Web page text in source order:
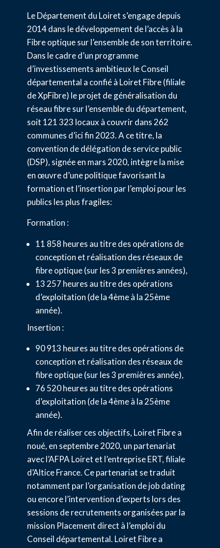
Le Département du Loiret s’engage depuis
2014 dans le développement de l’accès à la
Fibre optique sur l’ensemble de son territoire.
Dans le cadre d’un programme
d’investissements ambitieux le Conseil
départemental a confié à Loiret Fibre (filiale
de XpFibre) le projet de généralisation du
réseau fibre sur l’ensemble du département,
soit 121 323 locaux à couvrir dans 262
communes d’ici fin 2023. A ce titre, la
convention de délégation de service public
(DSP), signée en mars 2020, intègre la mise
en œuvre d’une politique favorisant la
formation et l’insertion par l’emploi pour les
publics les plus fragiles:
Formation :
11 858 heures au titre des opérations de
conception et réalisation des réseaux de
fibre optique (sur les 3 premières années),
13 257 heures au titre des opérations
d’exploitation (de la 4ème à la 25ème
année).
Insertion :
90 913 heures au titre des opérations de
conception et réalisation des réseaux de
fibre optique (sur les 3 premières année),
76 520 heures au titre des opérations
d’exploitation (de la 4ème à la 25ème
année).
Afin de réaliser ces objectifs, Loiret Fibre a
noué, en septembre 2020, un partenariat
avec l’AFPA Loiret et l’entreprise ERT, filiale
d’Altice France. Ce partenariat se traduit
notamment par l’organisation de job dating
ou encore l’intervention d’experts lors des
sessions de recrutements organisées par la
mission Placement direct à l’emploi du
Conseil départemental. Loiret Fibre a